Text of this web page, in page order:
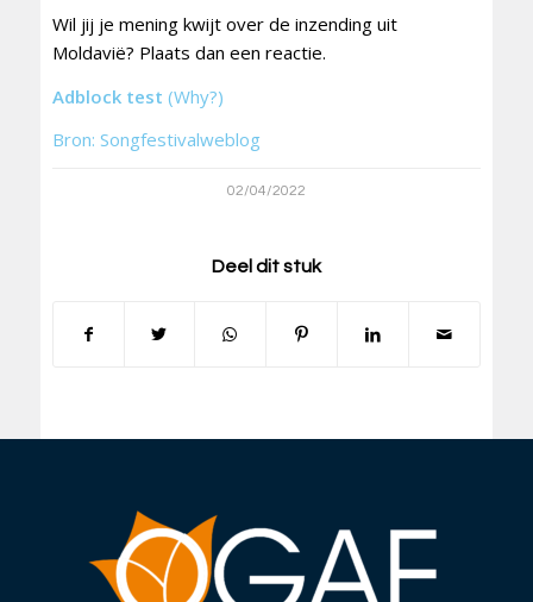
Wil jij je mening kwijt over de inzending uit
Moldavië? Plaats dan een reactie.
Adblock test (Why?)
Bron: Songfestivalweblog
02/04/2022
Deel dit stuk